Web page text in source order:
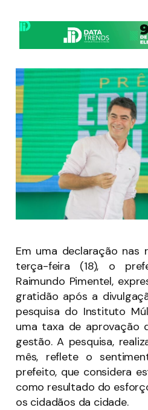
Em uma declaração nas
terça-feira (18), o
Raimundo Pimentel,
gratidão após a
pesquisa do Instituto
uma taxa de aprovação
gestão. A pesquisa,
mês, reflete o
prefeito, que considera
como resultado do
os cidadãos da cidade.